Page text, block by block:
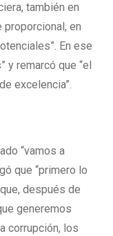
también en
en
En ese
remarcó que “el
excelencia”.
“vamos a
que “primero lo
después de
generemos
corrupción, los